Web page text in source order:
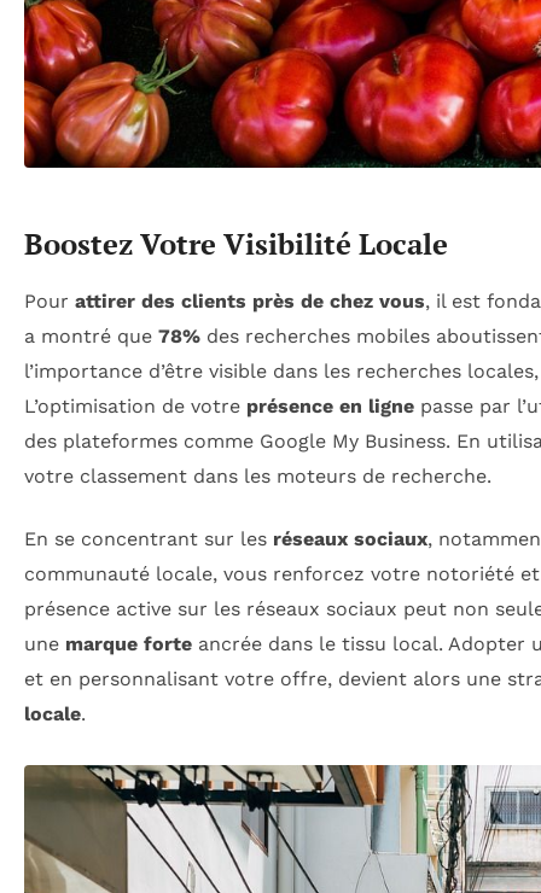
Boostez Votre Visibilité Locale
Pour attirer des clients près de chez vous, il est
a montré que 78% des recherches mobiles
l’importance d’être visible dans les recherches
L’optimisation de votre présence en ligne passe par
des plateformes comme Google My Business. En
votre classement dans les moteurs de recherche.
En se concentrant sur les réseaux sociaux,
communauté locale, vous renforcez votre notoriété
présence active sur les réseaux sociaux peut non
une marque forte ancrée dans le tissu local. Adopter
et en personnalisant votre offre, devient alors une
locale.